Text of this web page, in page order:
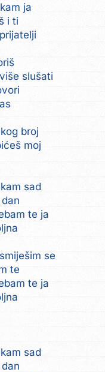
ja
i ti
slušati
broj
moj
sad
te ja
se
te
te ja
sad